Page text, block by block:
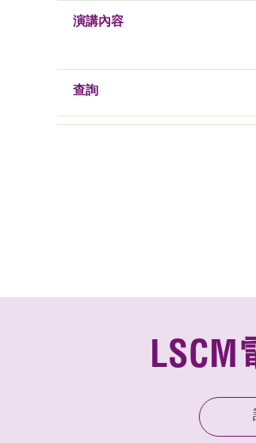
演講內容
查詢
LSCM